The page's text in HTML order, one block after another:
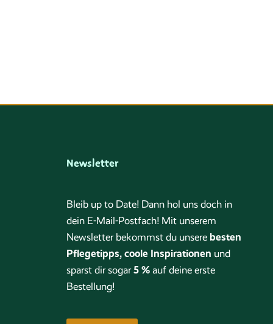
Newsletter
Bleib up to Date! Dann hol uns doch in
dein E-Mail-Postfach! Mit unserem
Newsletter bekommst du unsere besten
Pflegetipps, coole Inspirationen und
sparst dir sogar5 % auf deine erste
Bestellung!